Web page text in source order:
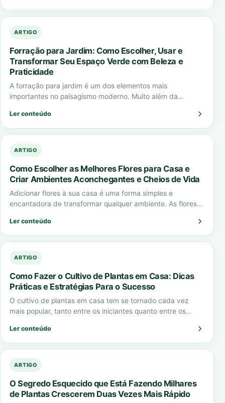
ARTIGO
Forração para Jardim: Como Escolher, Usar e
Transformar Seu Espaço Verde com Beleza e
Praticidade
A forração para jardim é um dos elementos mais
importantes no paisagismo moderno. Muito além da
Ler conteúdo
ARTIGO
Como Escolher as Melhores Flores para Casa e
Criar Ambientes Aconchegantes e Cheios de Vida
Adicionar flores à sua casa é uma forma simples e
encantadora de transformar qualquer ambiente. As flores
Ler conteúdo
ARTIGO
Como Fazer o Cultivo de Plantas em Casa: Dicas
Práticas e Estratégias Para o Sucesso
O cultivo de plantas em casa tem se tornado cada vez
mais popular, tanto entre os iniciantes quanto entre os
Ler conteúdo
ARTIGO
O Segredo Esquecido que Está Fazendo Milhares
de Plantas Crescerem Duas Vezes Mais Rápido